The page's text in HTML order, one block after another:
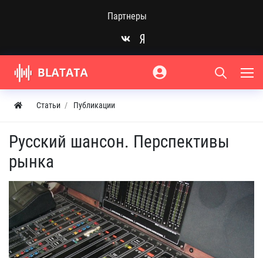
Партнеры
Статьи Публикации
Русский шансон. Перспективы
рынка